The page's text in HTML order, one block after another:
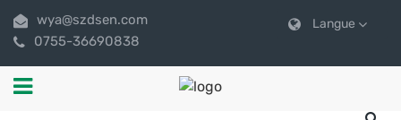
wya@szdsen.com
0755-36690838
Langue